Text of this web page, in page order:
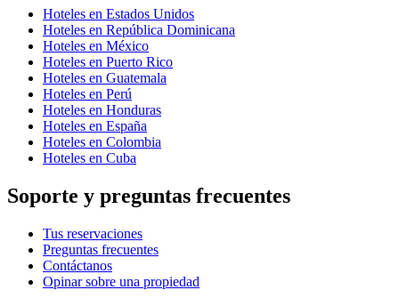
Hoteles en Estados Unidos
Hoteles en República Dominicana
Hoteles en México
Hoteles en Puerto Rico
Hoteles en Guatemala
Hoteles en Perú
Hoteles en Honduras
Hoteles en España
Hoteles en Colombia
Hoteles en Cuba
Soporte y preguntas frecuentes
Tus reservaciones
Preguntas frecuentes
Contáctanos
Opinar sobre una propiedad